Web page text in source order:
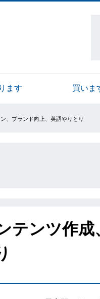
ます 買いま
、ブランド向上、英語やりとり
テンツ作